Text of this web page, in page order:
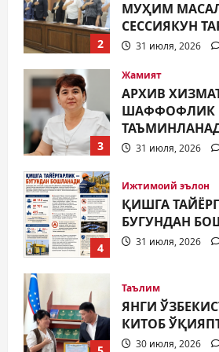
2
МУҲИМ
СЕССИЯКУН
31 июля, 2026
3
Жамият
АРХИВ
ШАФФОФЛИК
31 июля, 2026
4
Ижтимоий эълон
ҚИШГА
БУГУНДАН
31 июля, 2026
Таълим
ЯНГИ
КИТОБ
30 июля, 2026